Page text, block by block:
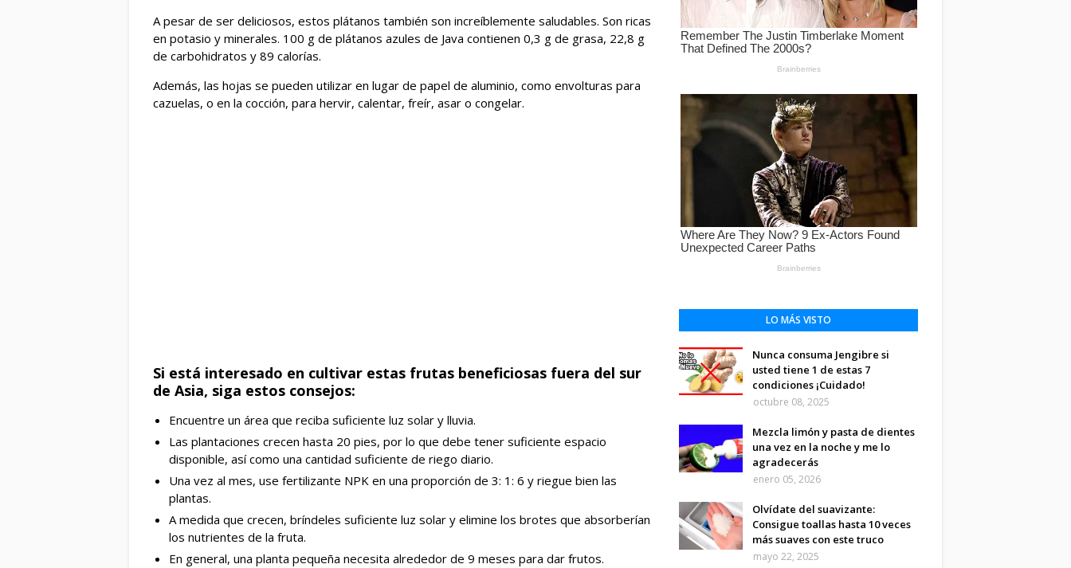
A pesar de ser deliciosos, estos plátanos también son increíblemente saludables. Son ricas
en potasio y minerales. 100 g de plátanos azules de Java contienen 0,3 g de grasa, 22,8 g
de carbohidratos y 89 calorías.
Además, las hojas se pueden utilizar en lugar de papel de aluminio, como envolturas para
cazuelas, o en la cocción, para hervir, calentar, freír, asar o congelar.
Si está interesado en cultivar estas frutas beneficiosas fuera del sur
de Asia, siga estos consejos:
Encuentre un área que reciba suficiente luz solar y lluvia.
Las plantaciones crecen hasta 20 pies, por lo que debe tener suficiente espacio
disponible, así como una cantidad suficiente de riego diario.
Una vez al mes, use fertilizante NPK en una proporción de 3: 1: 6 y riegue bien las
plantas.
A medida que crecen, bríndeles suficiente luz solar y elimine los brotes que absorberían
los nutrientes de la fruta.
En general, una planta pequeña necesita alrededor de 9 meses para dar frutos.
LO MÁS VISTO
Nunca consuma Jengibre si
usted tiene 1 de estas 7
condiciones ¡Cuidado!
octubre 08, 2025
Mezcla limón y pasta de dientes
una vez en la noche y me lo
agradecerás
enero 05, 2026
Olvídate del suavizante:
Consigue toallas hasta 10 veces
más suaves con este truco
mayo 22, 2025